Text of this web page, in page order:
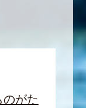
のがた